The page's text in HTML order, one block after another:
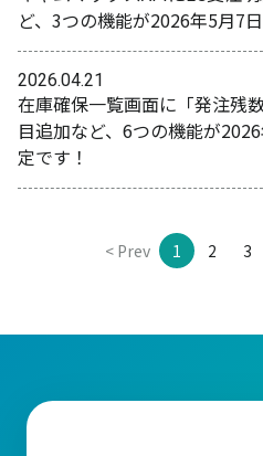
ど、3つの機能が2026年5月7
2026.04.21
在庫確保一覧画面に「発注残
目追加など、6つの機能が
定です！
< Prev 1 2 3